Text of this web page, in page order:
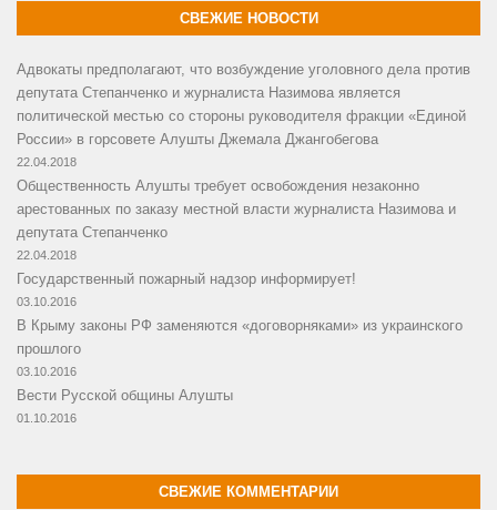
СВЕЖИЕ НОВОСТИ
Адвокаты предполагают, что возбуждение уголовного дела против
депутата Степанченко и журналиста Назимова является
политической местью со стороны руководителя фракции «Единой
России» в горсовете Алушты Джемала Джангобегова
22.04.2018
Общественность Алушты требует освобождения незаконно
арестованных по заказу местной власти журналиста Назимова и
депутата Степанченко
22.04.2018
Государственный пожарный надзор информирует!
03.10.2016
В Крыму законы РФ заменяются «договорняками» из украинского
прошлого
03.10.2016
Вести Русской общины Алушты
01.10.2016
СВЕЖИЕ КОММЕНТАРИИ